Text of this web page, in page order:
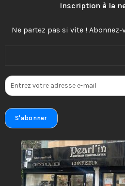
Inscription à la
Ne partez pas si vite !